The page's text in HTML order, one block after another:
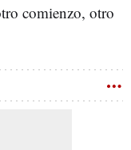
comienzo, otro